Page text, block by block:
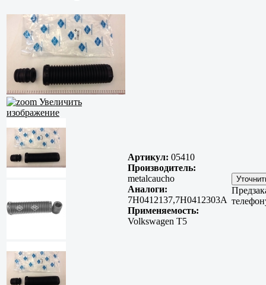
Увеличить
изображение
Артикул: 05410
Производитель:
metalcaucho
Аналоги:
7H0412137,7H0412303A
Применяемость:
Volkswagen T5